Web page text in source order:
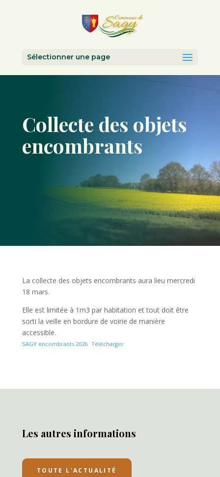
Sélectionner une page
Collecte des objets
encombrants
La collecte des objets encombrants aura lieu mercredi
18 mars.
Elle est limitée à 1m3 par habitation et tout doit être
sorti la veille en bordure de voirie de manière
accessible.
SAGY encombrants 2026 Télécharger
Les autres informations
TOUTE L'ACTUALITÉ